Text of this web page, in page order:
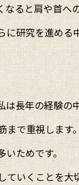
ると肩や首へ
研究を進め
長年の経験
まで重視します
いためです。
ていくことを大